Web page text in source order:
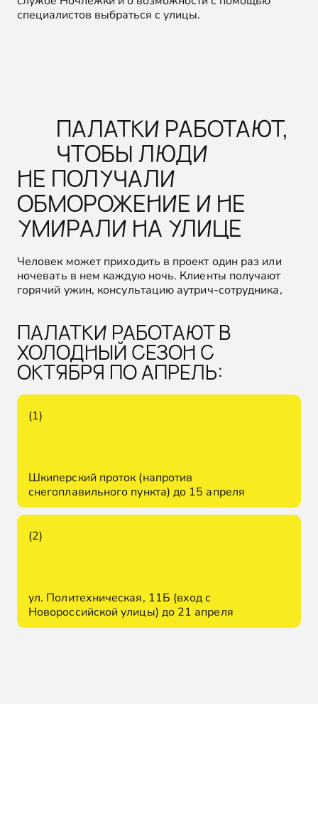
специалистов выбраться с улицы.
ПАЛАТКИ РАБОТАЮТ,
ЧТОБЫ ЛЮДИ
НЕ ПОЛУЧАЛИ
ОБМОРОЖЕНИЕ И НЕ
УМИРАЛИ НА УЛИЦЕ
Человек может приходить в проект один раз или
ночевать в нем каждую ночь. Клиенты получают
горячий ужин, консультацию аутрич-сотрудника,
ПАЛАТКИ РАБОТАЮТ В
ХОЛОДНЫЙ СЕЗОН С
ОКТЯБРЯ ПО АПРЕЛЬ:
(1)
Шкиперский проток (напротив
снегоплавильного пункта) до 15 апреля
(2)
ул. Политехническая, 11Б (вход с
Новороссийской улицы) до 21 апреля